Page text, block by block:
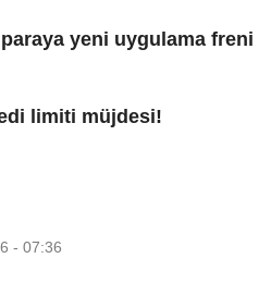
paraya yeni uygulama freni
limiti müjdesi!
- 07:36